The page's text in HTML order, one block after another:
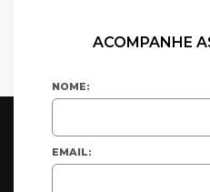
ACOMPANHE
NOME:
EMAIL: